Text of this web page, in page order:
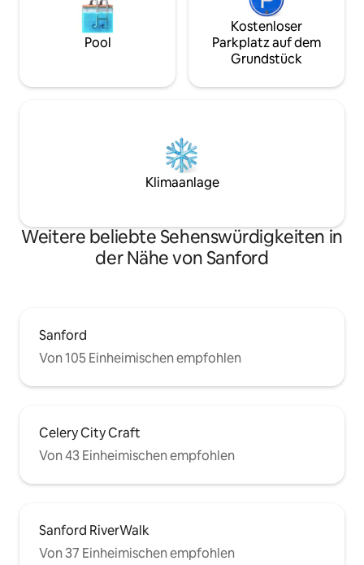
Pool
Kostenloser
Parkplatz auf dem
Grundstück
Klimaanlage
Weitere beliebte Sehenswürdigkeiten in
der Nähe von Sanford
Sanford
Von 105 Einheimischen empfohlen
Celery City Craft
Von 43 Einheimischen empfohlen
Sanford RiverWalk
Von 37 Einheimischen empfohlen